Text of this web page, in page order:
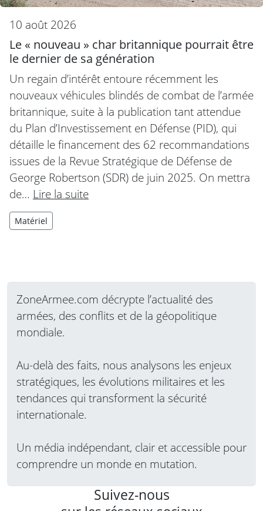
10 août 2026
Le « nouveau » char britannique pourrait être
le dernier de sa génération
Un regain d’intérêt entoure récemment les
nouveaux véhicules blindés de combat de l’armée
britannique, suite à la publication tant attendue
du Plan d’Investissement en Défense (PID), qui
détaille le financement des 62 recommandations
issues de la Revue Stratégique de Défense de
George Robertson (SDR) de juin 2025. On mettra
de… Lire la suite
Matériel
ZoneArmee.com décrypte l’actualité des
armées, des conflits et de la géopolitique
mondiale.
Au-delà des faits, nous analysons les enjeux
stratégiques, les évolutions militaires et les
tendances qui transforment la sécurité
internationale.
Un média indépendant, clair et accessible pour
comprendre un monde en mutation.
Suivez-nous